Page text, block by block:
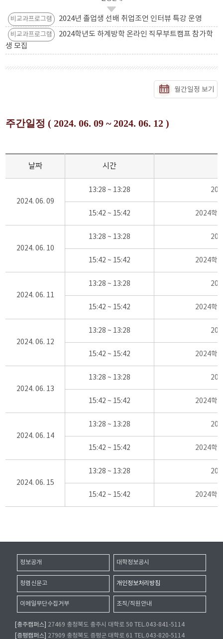
비교과프로그램 2024년 졸업생 선배 취업조언 인터뷰 특강 운영
비교과프로그램
2024학년도 하계방학 온라인 직무부트캠프 참가학
생 모집
월간일정 보기
주간일정 ( 2024. 06. 09 ~ 2024. 06. 12 )
날짜 시간
2024. 06. 09
13:28 ~ 13:28
15:42 ~ 15:42 2024학
2024. 06. 10
13:28 ~ 13:28
15:42 ~ 15:42 2024학
2024. 06. 11
13:28 ~ 13:28
15:42 ~ 15:42 2024학
2024. 06. 12
13:28 ~ 13:28
15:42 ~ 15:42 2024학
2024. 06. 13
13:28 ~ 13:28
15:42 ~ 15:42 2024학
2024. 06. 14
13:28 ~ 13:28
15:42 ~ 15:42 2024학
2024. 06. 15
13:28 ~ 13:28
15:42 ~ 15:42 2024학
정보공개 대학정보공시
청렴신문고 개인정보처리방침
이메일무단수집거부 조직/직원안내
[충주캠퍼스]
27469 충청북도 충주시 대학로 50 TEL.043-841-5114
[증평캠퍼스]
27909 충청북도 증평군 대학로 61 TEL.043-820-5114